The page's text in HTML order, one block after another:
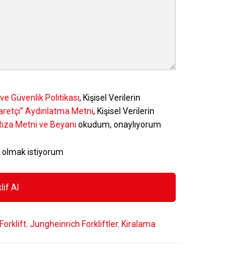
Güvenlik Politikası, Kişisel Verilerin
Aydınlatma Metni, Kişisel Verilerin
Metni ve Beyanı okudum, onaylıyorum
olmak istiyorum
, Jungheinrich Forkliftler, Kiralama